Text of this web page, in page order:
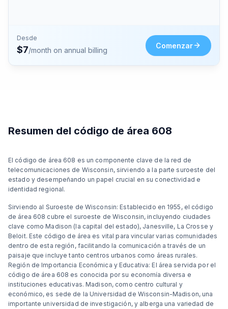
Desde
$7/month on annual billing
Comenzar
Resumen del código de área 608
El código de área 608 es un componente clave de la red de
telecomunicaciones de Wisconsin, sirviendo a la parte suroeste del
estado y desempeñando un papel crucial en su conectividad e
identidad regional.
Sirviendo al Suroeste de Wisconsin: Establecido en 1955, el código
de área 608 cubre el suroeste de Wisconsin, incluyendo ciudades
clave como Madison (la capital del estado), Janesville, La Crosse y
Beloit. Este código de área es vital para vincular varias comunidades
dentro de esta región, facilitando la comunicación a través de un
paisaje que incluye tanto centros urbanos como áreas rurales.
Región de Importancia Económica y Educativa: El área servida por el
código de área 608 es conocida por su economía diversa e
instituciones educativas. Madison, como centro cultural y
económico, es sede de la Universidad de Wisconsin-Madison, una
importante universidad de investigación, y alberga una variedad de